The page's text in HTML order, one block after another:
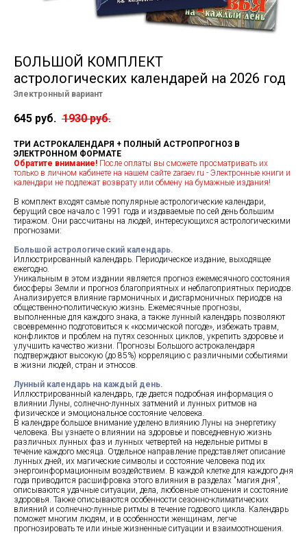
Подписки
Помощь
БОЛЬШОЙ КОМПЛЕКТ
астрологических календарей на 2026 год
Электронный вариант
645 руб. 1930 руб.
ТРИ АСТРОКАЛЕНДАРЯ + ПОЛНЫЙ АСТРОПРОГНОЗ В
ЭЛЕКТРОННОМ ФОРМАТЕ
Обратите внимание! После оплаты вы сможете просматривать их
только в личном кабинете на нашем сайте zaraev.ru - Электронные книги и
календари не подлежат возврату или обмену на бумажные издания!
В комплект входят самые популярные астрологические календари,
берущий свое начало с 1991 года и издаваемые по сей день большим
тиражом. Они рассчитаны на людей, интересующихся астрологическими
прогнозами:
Большой астрологический календарь.
Иллюстрированный календарь. Периодическое издание, выходящее
ежегодно.
Уникальным в этом издании является прогноз ежемесячного состояния
биосферы Земли и прогноз благоприятных и неблагоприятных периодов.
Анализируется влияние гармоничных и дисгармоничных периодов на
общественно-политическую жизнь. Ежемесячные прогнозы,
выполненные для каждого знака, а также лунный календарь позволяют
своевременно подготовиться к «космической погоде», избежать травм,
конфликтов и проблем на путях сезонных циклов, укрепить здоровье и
улучшить качество жизни. Прогнозы Большого астрокалендаря
подтверждают высокую (до 85%) корреляцию с различными событиями
в жизни людей, стран и этносов.
Лунный календарь на каждый день.
Иллюстрированный календарь, где дается подробная информация о
влиянии Луны, солнечно-лунных затмений и лунных ритмов на
физическое и эмоциональное состояние человека.
В календаре большое внимание уделено влиянию Луны на энергетику
человека. Вы узнаете о влиянии на здоровье и повседневную жизнь
различных лунных фаз и лунных четвертей на недельные ритмы в
течение каждого месяца. Отдельное направление представляет описание
лунных дней, их магические символы и состояние человека под их
энергоинформационным воздействием. В каждой клетке для каждого дня
года приводится расшифровка этого влияния в разделах "магия дня",
описываются удачные ситуации, дела, любовные отношения и состояние
здоровья. Также описываются особенности сезонно-климатических
влияний и солнечно-лунные ритмы в течение годового цикла. Календарь
поможет многим людям, и в особенности женщинам, легче
прогнозировать те или иные жизненные ситуации и взаимоотношения.